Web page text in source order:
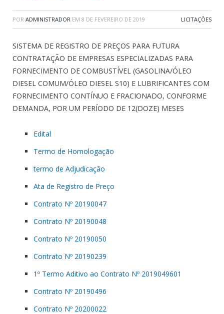
POR ADMINISTRADOR EM 8 DE FEVEREIRO DE 2019 LICITAÇÕES
SISTEMA DE REGISTRO DE PREÇOS PARA FUTURA
CONTRATAÇÃO DE EMPRESAS ESPECIALIZADAS PARA
FORNECIMENTO DE COMBUSTÍVEL (GASOLINA/ÓLEO
DIESEL COMUM/ÓLEO DIESEL S10) E LUBRIFICANTES COM
FORNECIMENTO CONTÍNUO E FRACIONADO, CONFORME
DEMANDA, POR UM PERÍODO DE 12(DOZE) MESES
Edital
Termo de Homologação
termo de Adjudicação
Ata de Registro de Preço
Contrato Nº 20190047
Contrato Nº 20190048
Contrato Nº 20190050
Contrato Nº 20190239
1º Termo Aditivo ao Contrato Nº 2019049601
Contrato Nº 20190496
Contrato Nº 20200022